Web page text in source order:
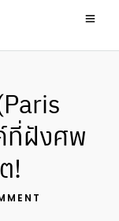
ที่ฝังศพ
!